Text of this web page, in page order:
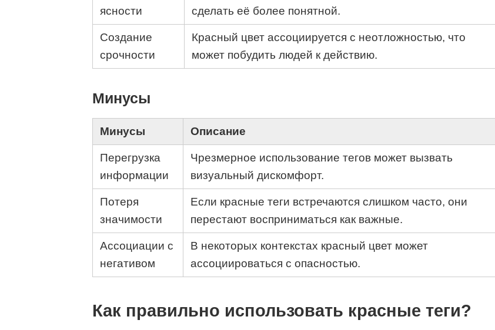
ясности
сделать её более понятной.
Создание
срочности
Красный цвет ассоциируется с неотложностью, что
может побудить людей к действию.
Минусы
Минусы Описание
Перегрузка
информации
Чрезмерное использование тегов может вызвать
визуальный дискомфорт.
Потеря
значимости
Если красные теги встречаются слишком часто, они
перестают восприниматься как важные.
Ассоциации с
негативом
В некоторых контекстах красный цвет может
ассоциироваться с опасностью.
Как правильно использовать красные теги?